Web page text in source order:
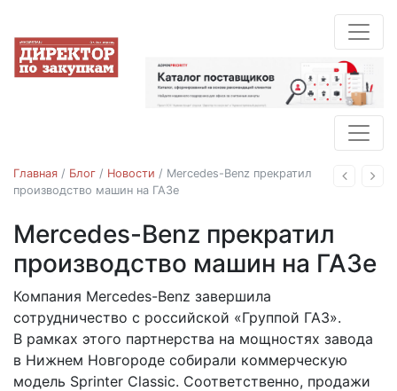
Назад
Главная / Блог / Новости / Mercedes-Benz прекратил
производство машин на ГАЗе
Новости
Mercedes-Benz прекратил
производство машин на ГАЗе
05.10.2020
Компания Mercedes-Benz завершила
сотрудничество с российской «Группой ГАЗ».
В рамках этого партнерства на мощностях завода
в Нижнем Новгороде собирали коммерческую
модель Sprinter Classic. Соответственно, продажи